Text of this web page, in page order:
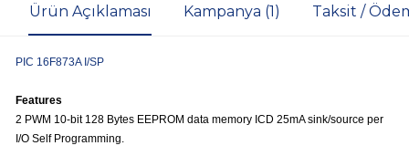
Ürün Açıklaması Kampanya (1) Taksit /
PIC 16F873A I/SP
Features
2 PWM 10-bit 128 Bytes EEPROM data memory ICD 25mA sink/source per
I/O Self Programming.